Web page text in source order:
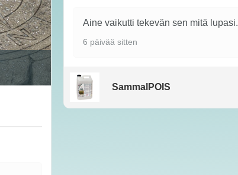
Aine vaikutti tekevän sen mitä lupasi.
6 päivää sitten
SammalPOIS